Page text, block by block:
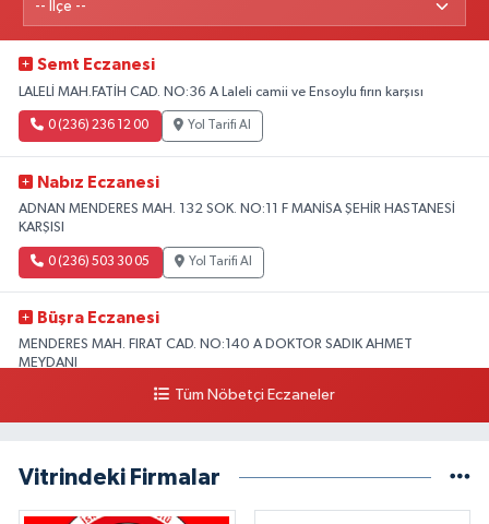
Semt Eczanesi
LALELİ MAH.FATİH CAD. NO:36 A Laleli camii ve Ensoylu fırın karşısı
0 (236) 236 12 00 Yol Tarifi Al
Nabız Eczanesi
ADNAN MENDERES MAH. 132 SOK. NO:11 F MANİSA ŞEHİR HASTANESİ
KARŞISI
0 (236) 503 30 05 Yol Tarifi Al
Büşra Eczanesi
MENDERES MAH. FIRAT CAD. NO:140 A DOKTOR SADIK AHMET
MEYDANI
Yol Tarifi Al
BEYAZIT MAHALLESİ MENDERES BULVARI NO:79 A
0 (236) 462 45 55 Yol Tarifi Al
Tüm Nöbetçi Eczaneler
Vitrindeki Firmalar